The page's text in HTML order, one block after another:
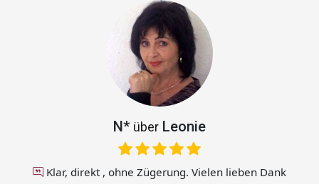
N* über Leonie
Klar, direkt , ohne Zügerung. Vielen lieben Dank